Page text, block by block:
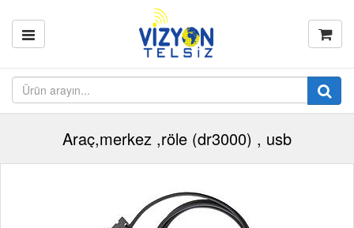
Araç,merkez ,röle (dr3000) , usb